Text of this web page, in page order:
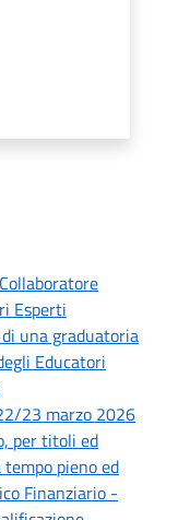
Esperti
una graduatoria
Educatori
23 marzo 2026
per titoli ed
pieno ed
Finanziario -